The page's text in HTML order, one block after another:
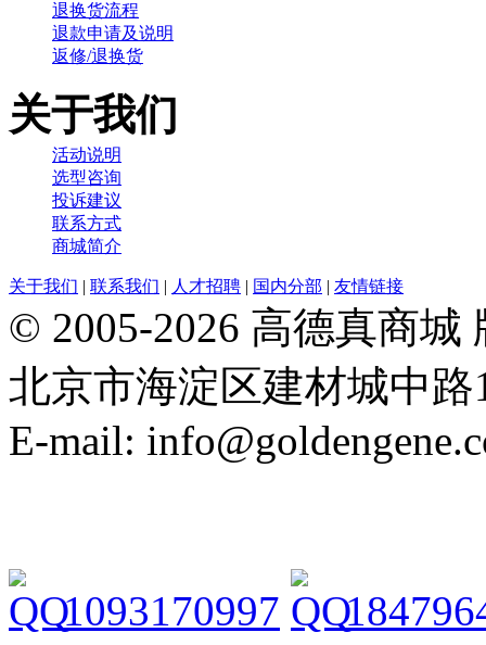
退换货流程
退款申请及说明
返修/退换货
关于我们
活动说明
选型咨询
投诉建议
联系方式
商城简介
关于我们 | 联系我们 | 人才招聘 | 国内分部 | 友情链接
© 2005-2026 高德真商
北京市海淀区建材城中路
E-mail:
1093170997